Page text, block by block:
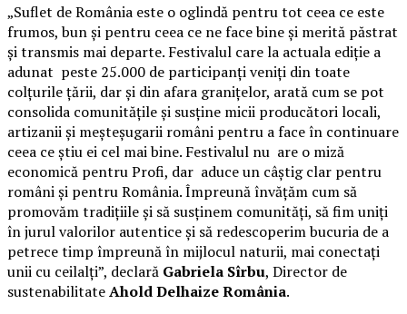
„Suflet de România este o oglindă pentru tot ceea ce este
frumos, bun și pentru ceea ce ne face bine și merită păstrat
și transmis mai departe. Festivalul care la actuala ediție a
adunat peste 25.000 de participanți veniți din toate
colțurile țării, dar și din afara granițelor, arată cum se pot
consolida comunitățile și susține micii producători locali,
artizanii și meșteșugarii români pentru a face în continuare
ceea ce știu ei cel mai bine. Festivalul nu are o miză
economică pentru Profi, dar aduce un câștig clar pentru
români și pentru România. Împreună învățăm cum să
promovăm tradițiile și să susținem comunități, să fim uniți
în jurul valorilor autentice și să redescoperim bucuria de a
petrece timp împreună în mijlocul naturii, mai conectați
unii cu ceilalți”, declară Gabriela Sîrbu, Director de
sustenabilitateAhold Delhaize România.